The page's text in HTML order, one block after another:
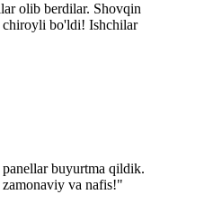
olib berdilar. Shovqin
bo'ldi! Ishchilar
buyurtma qildik.
va nafis!"